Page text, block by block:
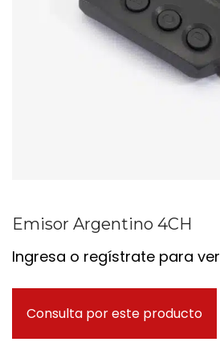
Emisor Argentino 4CH
Ingresa o regístrate para
Consulta por este producto